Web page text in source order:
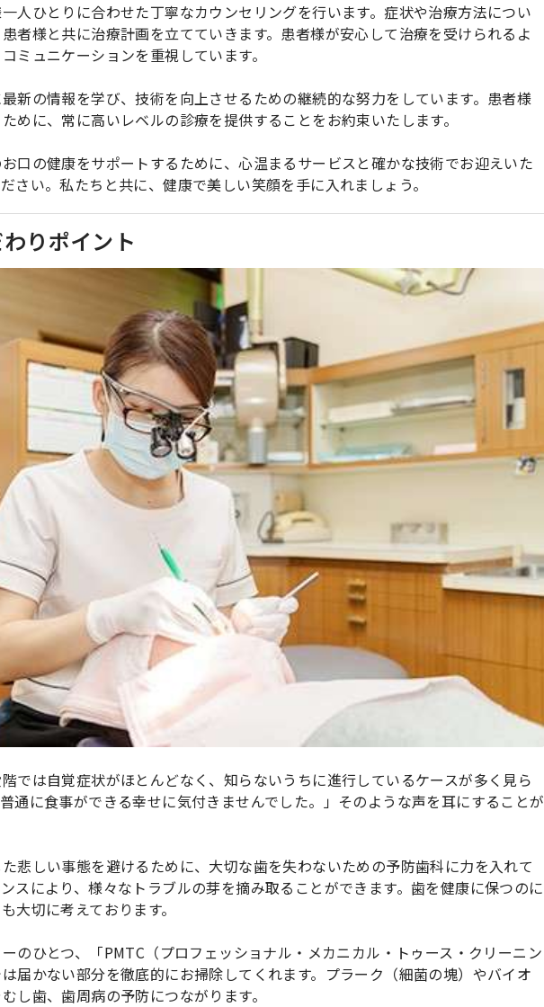
人ひとりに合わせた丁寧なカウンセリングを行います。症状や治療方法につい
者様と共に治療計画を立てていきます。患者様が安心して治療を受けられるよ
ミュニケーションを重視しています。
新の情報を学び、技術を向上させるための継続的な努力をしています。患者様
めに、常に高いレベルの診療を提供することをお約束いたします。
口の健康をサポートするために、心温まるサービスと確かな技術でお迎えいた
さい。私たちと共に、健康で美しい笑顔を手に入れましょう。
りポイント
では自覚症状がほとんどなく、知らないうちに進行しているケースが多く見ら
通に食事ができる幸せに気付きませんでした。」そのような声を耳にすることが
悲しい事態を避けるために、大切な歯を失わないための予防歯科に力を入れて
スにより、様々なトラブルの芽を摘み取ることができます。歯を健康に保つのに
大切に考えております。
のひとつ、「PMTC（プロフェッショナル・メカニカル・トゥース・クリーニン
届かない部分を徹底的にお掃除してくれます。プラーク（細菌の塊）やバイオ
し歯、歯周病の予防につながります。